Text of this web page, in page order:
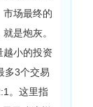
市场最终的
是炮灰。
越小的投资
多3个交易
。这里指